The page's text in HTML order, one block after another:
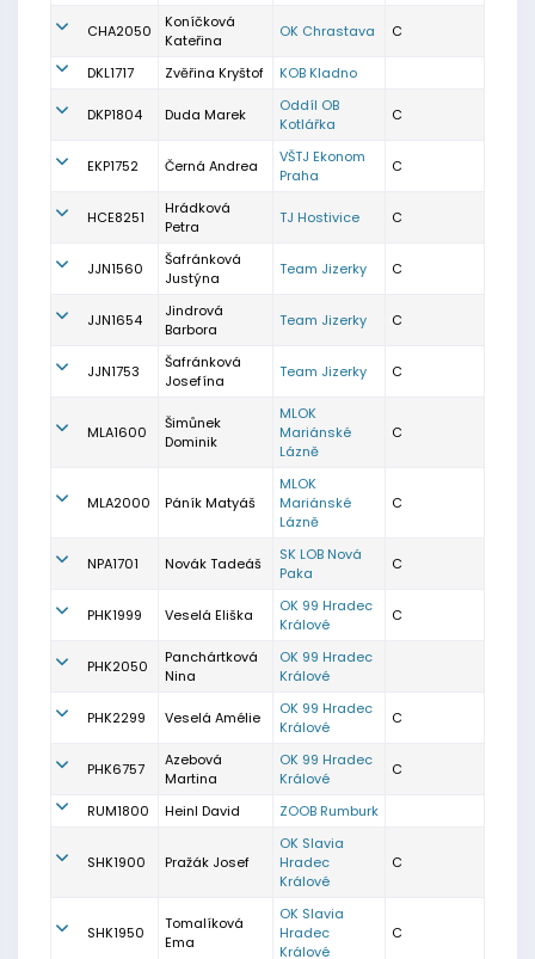
CHA2050
Koníčková
Kateřina
OK Chrastava C
DKL1717 Zvěřina Kryštof KOB Kladno
DKP1804 Duda Marek
Oddíl OB
Kotlářka
C
EKP1752 Černá Andrea
VŠTJ Ekonom
Praha
C
HCE8251
Hrádková
Petra
TJ Hostivice C
JJN1560
Šafránková
Justýna
Team Jizerky C
JJN1654
Jindrová
Barbora
Team Jizerky C
JJN1753
Šafránková
Josefína
Team Jizerky C
MLA1600
Šimůnek
Dominik
MLOK
Mariánské
Lázně
C
MLA2000 Páník Matyáš
MLOK
Mariánské
Lázně
C
NPA1701 Novák Tadeáš
SK LOB Nová
Paka
C
PHK1999 Veselá Eliška
OK 99 Hradec
Králové
C
PHK2050
Panchártková
Nina
OK 99 Hradec
Králové
PHK2299 Veselá Amélie
OK 99 Hradec
Králové
C
PHK6757
Azebová
Martina
OK 99 Hradec
Králové
C
RUM1800 Heinl David ZOOB Rumburk
SHK1900 Pražák Josef
OK Slavia
Hradec
Králové
C
SHK1950
Tomalíková
Ema
OK Slavia
Hradec
Králové
C